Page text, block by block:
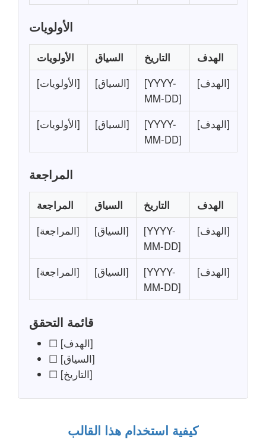
الأولويات
الأولويات السياق التاريخ
الهدف
[الأولويات]
[السياق]
[YYYY-
MM-DD]
[الهدف]
[الأولويات] [السياق]
[YYYY-
MM-DD]
[الهدف]
المراجعة
المراجعة السياق التاريخ
الهدف
[المراجعة]
[السياق]
[YYYY-
MM-DD]
[الهدف]
[المراجعة] [السياق]
[YYYY-
MM-DD]
[الهدف]
قائمة التحقق
☐ [الهدف]
☐ [السياق]
☐ [التاريخ]
كيفية استخدام هذا القالب